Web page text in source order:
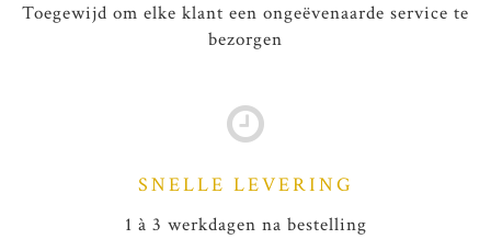
Toegewijd om elke klant een ongeëvenaarde service te
bezorgen
SNELLE LEVERING
1 à 3 werkdagen na bestelling